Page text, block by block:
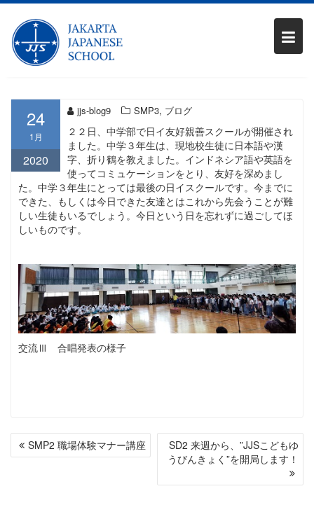
content
SMP3：最後の日イ友好
親善スクール
24
1月
2020
jjs-blog9 SMP3, ブログ
２２日、中学部で日イ友好親善スクールが開催され
ました。中学３年生は、現地校生徒に日本語や漢
字、折り鶴を教えました。インドネシア語や英語を
使ってコミュケーションをとり、友好を深めまし
た。中学３年生にとっては最後の日イスクールです。今までに
できた、もしくは今日できた友達とはこれから先会うことが難
しい生徒もいるでしょう。今日という日を忘れずに過ごしてほ
しいものです。
交流Ⅲ 合唱発表の様子
投
稿
SMP2 職場体験マナー講座
SD2 来週から、”JJSこどもゆ
うびんきょく”を開局します！